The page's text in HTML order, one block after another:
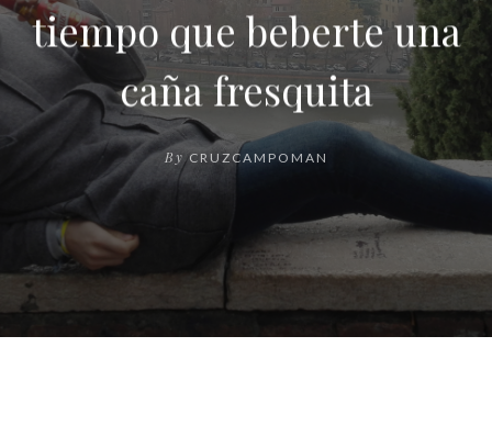
tiempo que beberte una
caña fresquita
By CRUZCAMPOMAN